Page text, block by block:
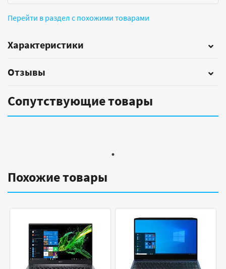
Перейти в раздел с похожими товарами
Характеристики
Отзывы
Сопутствующие товары
Похожие товары